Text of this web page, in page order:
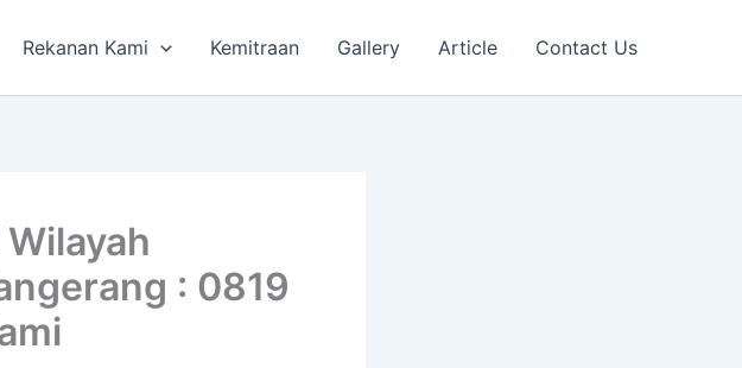
Rekanan Kami Kemitraan Gallery Article Contact Us
: 0819